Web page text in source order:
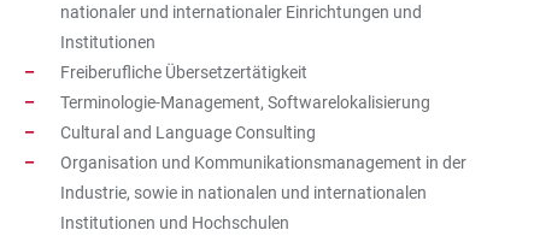
nationaler und internationaler Einrichtungen und
Institutionen
Freiberufliche Übersetzertätigkeit
Terminologie-Management, Softwarelokalisierung
Cultural and Language Consulting
Organisation und Kommunikationsmanagement in der
Industrie, sowie in nationalen und internationalen
Institutionen und Hochschulen